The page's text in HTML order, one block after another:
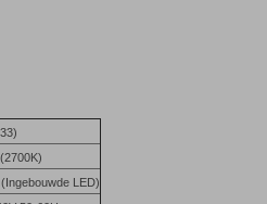
(Ingebouwde LED)